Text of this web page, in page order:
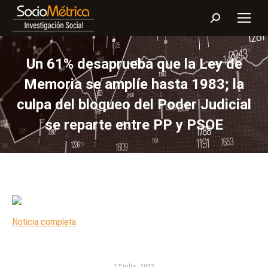
Buscar:
Un 61% desaprueba que la Ley de
Memoria se amplíe hasta 1983; la
culpa del bloqueo del Poder Judicial
se reparte entre PP y PSOE
Noticia completa